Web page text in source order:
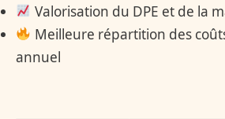
Valorisation du DPE et de la
Meilleure répartition des
annuel